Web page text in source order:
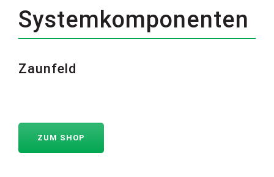
Systemkomponenten
Zaunfeld
ZUM SHOP